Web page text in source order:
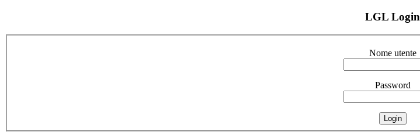
LGL Login
Nome utente
Password